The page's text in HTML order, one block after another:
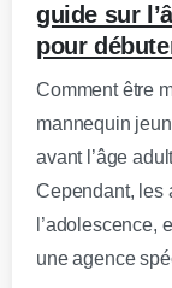
guide sur
pour
Comment être
mannequin
avant l’âge
Cependant, les
l’adolescence,
une agence